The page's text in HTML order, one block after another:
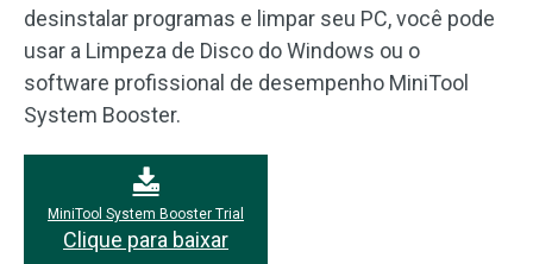
desinstalar programas e limpar seu PC, você pode
usar a Limpeza de Disco do Windows ou o
software profissional de desempenho MiniTool
System Booster.
MiniTool System Booster Trial
Clique para baixar